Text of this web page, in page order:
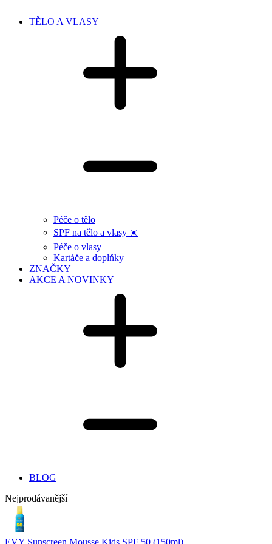
TĚLO A VLASY
Péče o tělo
SPF na tělo a vlasy ☀️
Péče o vlasy
Kartáče a doplňky
ZNAČKY
AKCE A NOVINKY
BLOG
Nejprodávanější
EVY Sunscreen Mousse Kids SPF 50 (150ml)